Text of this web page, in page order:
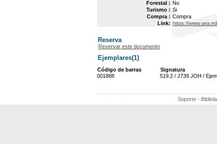
Forestal : No
Turismo : Si
Compra : Compra
Link: https://
Reserva
Reservar este documento
Ejemplares(1)
Código de barras
Signatura
001888
519.2 / J739 JOH /
Soporte -